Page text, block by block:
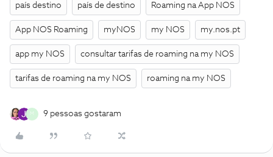
país destino país de destino Roaming na App NOS
App NOS Roaming myNOS my NOS my.nos.pt
app my NOS consultar tarifas de roaming na my NOS
tarifas de roaming na my NOS roaming na my NOS
M 9 pessoas gostaram